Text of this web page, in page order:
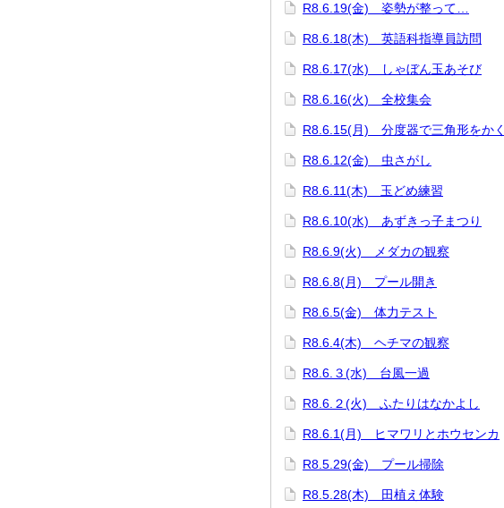
R8.6.19(金) 姿勢が整って…
R8.6.18(木) 英語科指導員訪問
R8.6.17(水) しゃぼん玉あそび
R8.6.16(火) 全校集会
R8.6.15(月) 分度器で三角形をかく
R8.6.12(金) 虫さがし
R8.6.11(木) 玉どめ練習
R8.6.10(水) あずきっ子まつり
R8.6.9(火) メダカの観察
R8.6.8(月) プール開き
R8.6.5(金) 体力テスト
R8.6.4(木) ヘチマの観察
R8.6.３(水) 台風一過
R8.6.２(火) ふたりはなかよし
R8.6.1(月) ヒマワリとホウセンカ
R8.5.29(金) プール掃除
R8.5.28(木) 田植え体験